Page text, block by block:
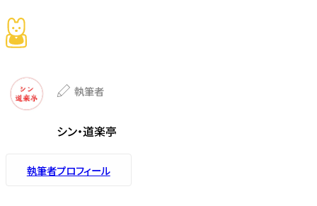
執筆者
シン・道楽亭
執筆者プロフィール